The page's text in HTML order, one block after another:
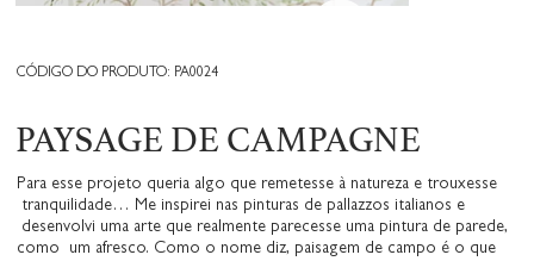
CÓDIGO DO PRODUTO: PA0024
PAYSAGE DE CAMPAGNE
Para esse projeto queria algo que remetesse à natureza e trouxesse
tranquilidade… Me inspirei nas pinturas de pallazzos italianos e
desenvolvi uma arte que realmente parecesse uma pintura de parede,
como um afresco. Como o nome diz, paisagem de campo é o que